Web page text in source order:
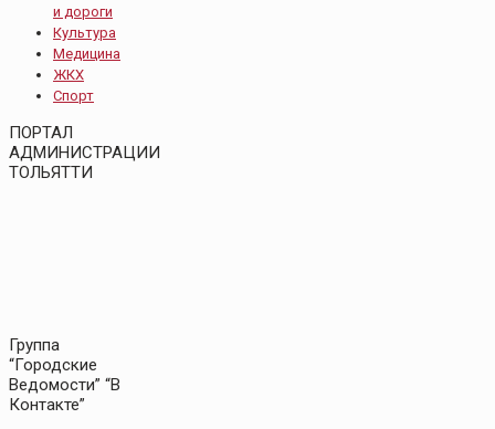
и дороги
Культура
Медицина
ЖКХ
Спорт
ПОРТАЛ
АДМИНИСТРАЦИИ
ТОЛЬЯТТИ
Группа
“Городские
Ведомости” “В
Контакте”